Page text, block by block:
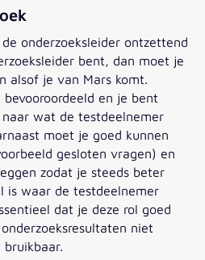
onderzoeksleider ontzettend
bent, dan moet je
alsof je van Mars komt.
en je bent
wat de testdeelnemer
moet je goed kunnen
gesloten vragen) en
zodat je steeds beter
is waar de testdeelnemer
dat je deze rol goed
niet